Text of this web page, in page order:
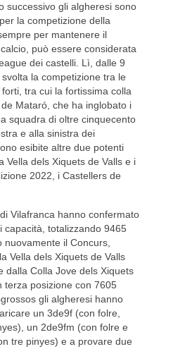
successivo gli algheresi sono
la competizione della
per mantenere il
può essere considerata
dei castelli. Lì, dalle 9
la competizione tra le
tra cui la fortissima colla
Mataró, che ha inglobato i
squadra di oltre cinquecento
e alla sinistra dei
esibite altre due potenti
Vella dels Xiquets de Valls e i
2022, i Castellers de
Vilafranca hanno confermato
capacità, totalizzando 9465
nuovamente il Concurs,
Vella dels Xiquets de Valls
dalla Colla Jove dels Xiquets
terza posizione con 7605
gli algheresi hanno
un 3de9f (con folre,
un 2de9fm (con folre e
tre pinyes) e a provare due